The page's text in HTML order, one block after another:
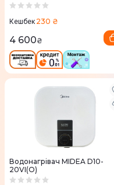
Кешбек 230 ₴
4 600₴
Водонагрівач MIDEA D10-
20VI(О)